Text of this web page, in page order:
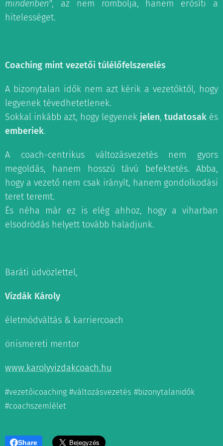
mindenben", az nem rombolja, hanem erősíti a
hitelességet.
Coaching mint vezetői túlélőfelszerelés
A bizonytalan idők nem azt kérik a vezetőktől, hogy
legyenek tévedhetetlenek.
Sokkal inkább azt, hogy legyenek jelen, tudatosak és
emberiek.
A coach-centrikus változásvezetés nem gyors
megoldás, hanem hosszú távú befektetés. Abba,
hogy a vezető nem csak irányít, hanem gondolkodási
teret teremt.
És néha már ez is elég ahhoz, hogy a viharban
elsodródás helyett tovább haladjunk.
Baráti üdvözlettel,
Vizdák Károly
életmódváltás & karriercoach
önismereti mentor
www.karolyvizdakcoach.hu
#vezetőicoaching #változásvezetés #bizonytalanidők
#coachszemlélet
Share